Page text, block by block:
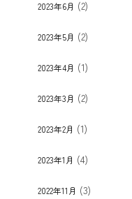
2023年6月 (2)
2023年5月 (2)
2023年4月 (1)
2023年3月 (2)
2023年2月 (1)
2023年1月 (4)
2022年11月 (3)